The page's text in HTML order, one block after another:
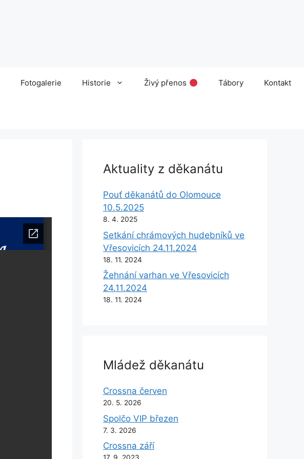
Fotogalerie Historie Živý přenos Tábory Kontakt
Aktuality z děkanátu
Pouť děkanátů do Olomouce
10.5.2025
8. 4. 2025
Setkání chrámových hudebníků ve
Vřesovicích 24.11.2024
18. 11. 2024
Žehnání varhan ve Vřesovicích
24.11.2024
18. 11. 2024
Mládež děkanátu
Crossna červen
20. 5. 2026
Spolčo VIP březen
7. 3. 2026
Crossna září